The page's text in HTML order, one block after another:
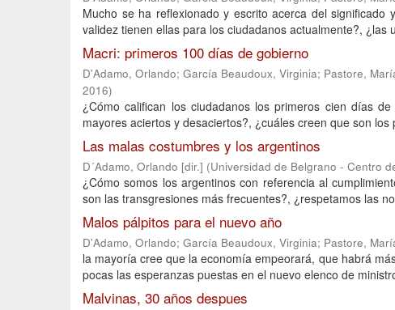
Mucho se ha reflexionado y escrito acerca del significado
validez tienen ellas para los ciudadanos actualmente?, ¿las
Macri: primeros 100 días de gobierno
D'Adamo, Orlando; García Beaudoux, Virginia; Pastore,
2016)
¿Cómo califican los ciudadanos los primeros cien días
mayores aciertos y desaciertos?, ¿cuáles creen que son
Las malas costumbres y los argentinos
D´Adamo, Orlando [dir.] (Universidad de Belgrano - Centro
¿Cómo somos los argentinos con referencia al
son las transgresiones más frecuentes?, ¿respetamos las
Malos pálpitos para el nuevo año
D'Adamo, Orlando; García Beaudoux, Virginia; Pastore,
la mayoría cree que la economía empeorará, que habrá
pocas las esperanzas puestas en el nuevo elenco de
Malvinas, 30 años despues